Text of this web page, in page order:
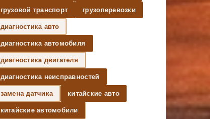
грузовой транспорт грузоперевозки
диагностика авто
диагностика автомобиля
диагностика двигателя
диагностика неисправностей
замена датчика китайские авто
китайские автомобили